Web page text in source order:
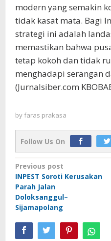
modern yang semakin
tidak kasat mata. Bagi
strategi ini adalah
memastikan bahwa
tetap kokoh dan tidak
menghadapi serangan
(Jurnalsiber.com
by faras prakasa
Follow Us On
Post
navigation
Previous post
INPEST Soroti Kerusakan
Parah Jalan
Doloksanggul–
Sijamapolang